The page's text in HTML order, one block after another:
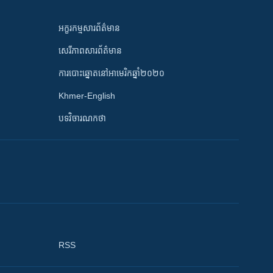
អក្ខរកម្មសារព័ត៌មាន
សេរីភាពសារព័ត៌មាន
ការបោះឆ្នោតនៅអាមេរិកឆ្នាំ២០២០
Khmer-English
បទវិចារណកថា
RSS